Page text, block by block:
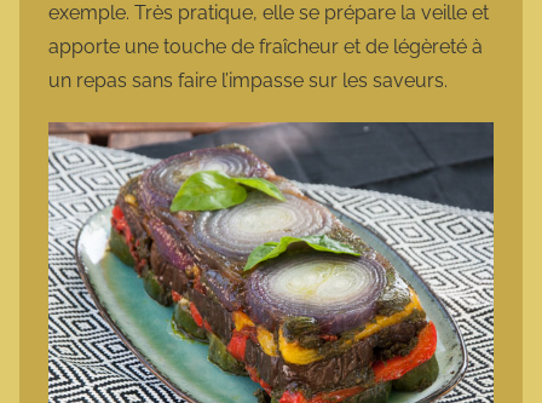
exemple. Très pratique, elle se prépare la veille et
apporte une touche de fraîcheur et de légèreté à
un repas sans faire l’impasse sur les saveurs.